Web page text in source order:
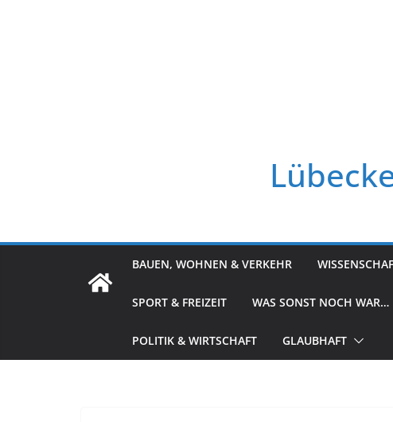
BAUEN, WOHNEN & VERKEHR
SPORT & FREIZEIT WAS SONST NOCH WAR…
POLITIK & WIRTSCHAFT GLAUBHAFT